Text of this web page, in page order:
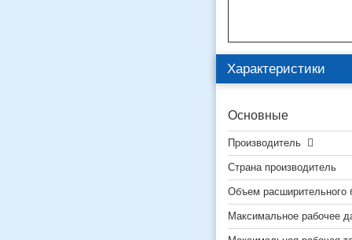
Характеристики
Основные
Производитель
Страна производитель
Объем расширительного
Максимальное рабочее